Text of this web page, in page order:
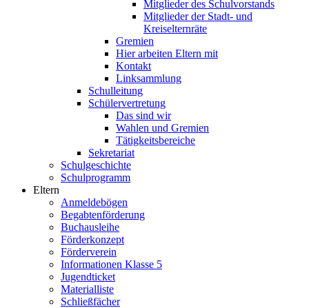
Mitglieder des Schulvorstands
Mitglieder der Stadt- und
Kreiselternräte
Gremien
Hier arbeiten Eltern mit
Kontakt
Linksammlung
Schulleitung
Schülervertretung
Das sind wir
Wahlen und Gremien
Tätigkeitsbereiche
Sekretariat
Schulgeschichte
Schulprogramm
Eltern
Anmeldebögen
Begabtenförderung
Buchausleihe
Förderkonzept
Förderverein
Informationen Klasse 5
Jugendticket
Materialliste
Schließfächer